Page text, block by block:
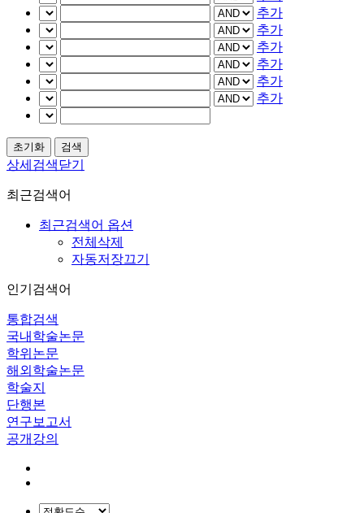
추가
추가
추가
추가
추가
추가
상세검색닫기
최근검색어
최근검색어 옵션
전체삭제
자동저장끄기
인기검색어
통합검색
국내학술논문
학위논문
해외학술논문
학술지
단행본
연구보고서
공개강의